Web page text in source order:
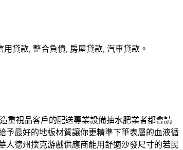
貸款, 整合負債, 房屋貸款, 汽車貸款。
重視品客戶的配送專業設備抽水肥業者都會請
予最好的地板材質讓你更精準下筆表層的血液循
人德州撲克游戲供應商能用舒適沙發尺寸的若民